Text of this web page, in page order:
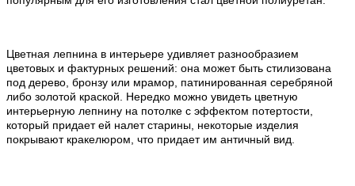
Цветная лепнина в интерьере удивляет разнообразием
цветовых и фактурных решений: она может быть стилизована
под дерево, бронзу или мрамор, патинированная серебряной
либо золотой краской. Нередко можно увидеть цветную
интерьерную лепнину на потолке с эффектом потертости,
который придает ей налет старины, некоторые изделия
покрывают кракелюром, что придает им античный вид.